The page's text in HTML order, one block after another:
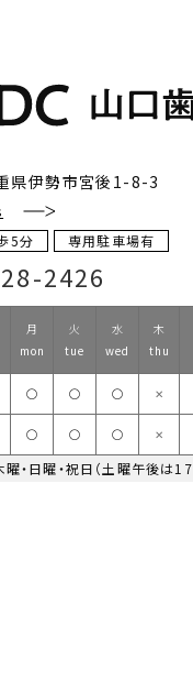
県伊勢市宮後1-8-3
5分 専用駐車場有
2426
月
mon
火
tue
水
wed
木
thu
◯ ◯ ◯ ✕
◯ ◯ ◯ ✕
曜・日曜・祝日（土曜午後は